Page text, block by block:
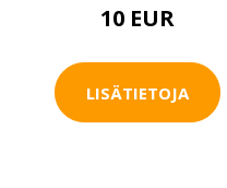
10 EUR
LISÄTIETOJA